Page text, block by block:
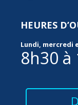
HEURES
Lundi, mercredi
8h30 à